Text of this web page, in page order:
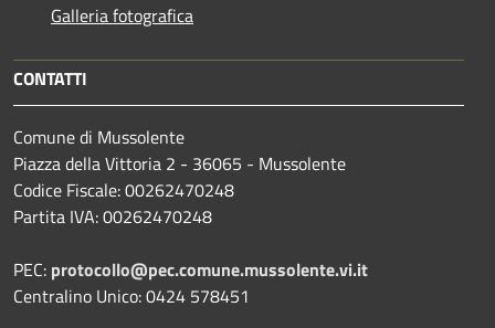
Galleria fotografica
CONTATTI
Comune di Mussolente
Piazza della Vittoria 2 - 36065 - Mussolente
Codice Fiscale: 00262470248
Partita IVA: 00262470248
PEC: protocollo@pec.comune.mussolente.vi.it
Centralino Unico: 0424 578451